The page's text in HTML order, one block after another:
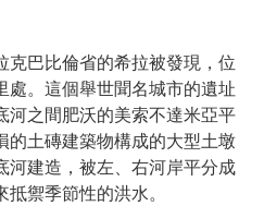
克巴比倫省的希拉被發現，位
處。這個舉世聞名城市的遺址
河之間肥沃的美索不達米亞平
的土磚建築物構成的大型土墩
河建造，被左、右河岸平分成
禦季節性的洪水。